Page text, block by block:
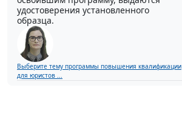
удостоверения установленного
образца.
Выберите тему программы повышения квалификации
для юристов ...